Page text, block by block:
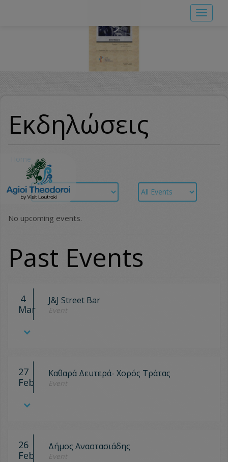
Toggle
Εκδηλώσεις
Home
No upcoming events.
Past Events
4
Mar
J&J Street Bar
Event
27
Feb
Καθαρά Δευτερά- Χορός Τράτας
Event
26
Feb
Δήμος Αναστασιάδης
Event